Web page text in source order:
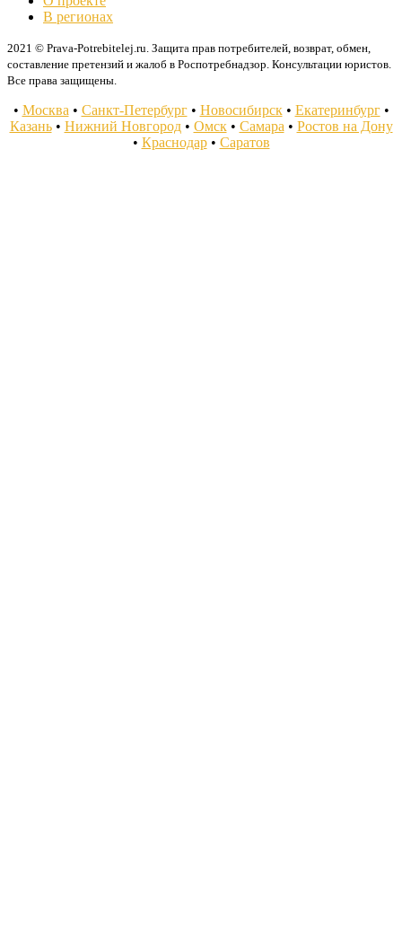
В регионах
2021 © Prava-Potrebitelej.ru. Защита прав потребителей, возврат, обмен,
составление претензий и жалоб в Роспотребнадзор. Консультации юристов.
Все права защищены.
• Москва • Санкт-Петербург• Новосибирск• Екатеринбург•
Казань• Нижний Новгород• Омск• Самара • Ростов на Дону
• Краснодар• Саратов